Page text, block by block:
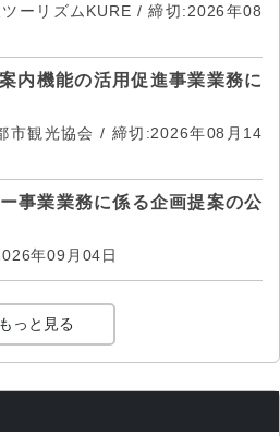
ーリズムKURE / 締切:2026年08
内機能の活用促進事業業務に
市観光協会 / 締切:2026年08月14
事業業務に係る企画提案の公
年09月04日
もっと見る